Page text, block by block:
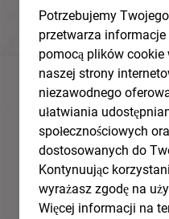
Potrzebujemy
przetwarza
pomocą plików cookie
naszej strony
niezawodnego
ułatwiania
społecznościowych
dostosowanych do
Kontynuując
wyrażasz zgodę na
Więcej informacji na